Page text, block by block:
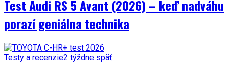
Test Audi RS 5 Avant (2026) – keď nadváhu
porazí geniálna technika
Testy a recenzie2 týždne späť